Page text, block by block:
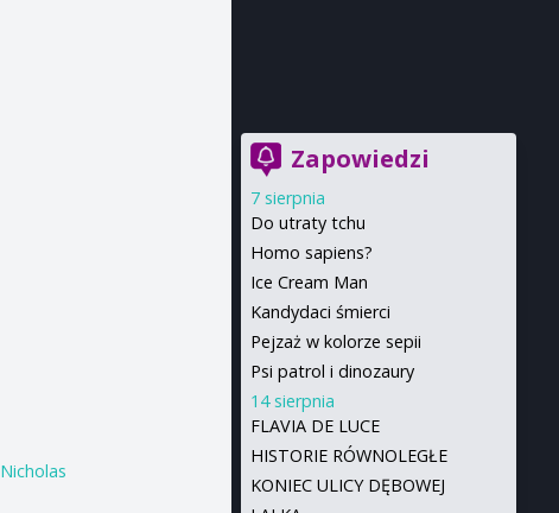
Nicholas
Zapowiedzi
7 sierpnia
Do utraty tchu
Homo sapiens?
Ice Cream Man
Kandydaci śmierci
Pejzaż w kolorze sepii
Psi patrol i dinozaury
14 sierpnia
FLAVIA DE LUCE
HISTORIE RÓWNOLEGŁE
KONIEC ULICY DĘBOWEJ